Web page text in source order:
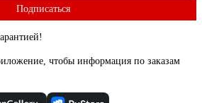
Подписаться
чтобы информация по заказам